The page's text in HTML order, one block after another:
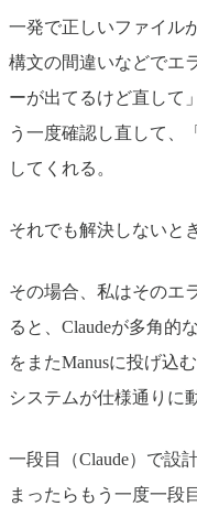
一発で正しいファイル
構文の間違いなどでエ
ーが出てるけど直して
う一度確認し直して、
してくれる。
それでも解決しないと
その場合、私はそのエ
ると、Claudeが多角的
をまたManusに投げ込
システムが仕様通りに
一段目（Claude）で設
まったらもう一度一段